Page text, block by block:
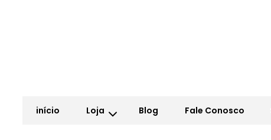
início Loja Blog Fale Conosco